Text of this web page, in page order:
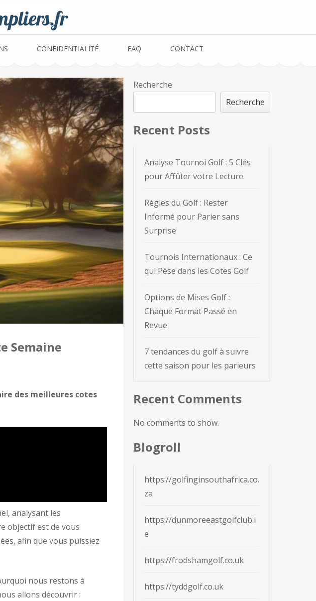
golf
CONFIDENTIALITÉ FAQ CONTACT
Semaine
des meilleures cotes
analysant les
objectif est de vous
afin que vous puissiez
nous restons à
allons découvrir :
Recherche
Recherche
Recent Posts
Analyse Tournoi Golf : 5 Clés
pour Affûter votre Lecture
Règles du Golf : Rester
Informé pour Parier sans
Surprise
Tournois Internationaux : Ce
qui Pèse dans les Cotes Golf
Options de Mises Golf :
Chaque Format Passé en
Revue
7 tendances du golf à suivre
cette saison pour les parieurs
Recent Comments
No comments to show.
Blogroll
https://golfinginsouthafrica.co.
za
https://dunmoreeastgolfclub.i
e
https://frodshamgolf.co.uk
https://tyddgolf.co.uk